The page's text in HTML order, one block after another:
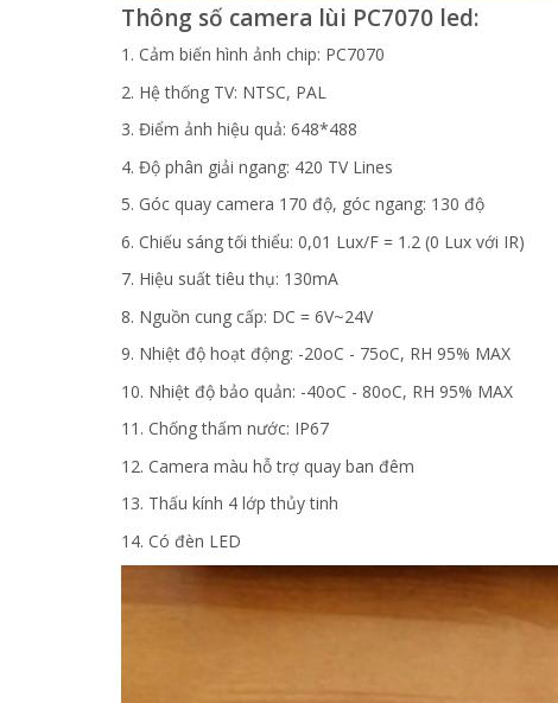
Thông số camera lùi PC7070 led:
1. Cảm biến hình ảnh chip: PC7070
2. Hệ thống TV: NTSC, PAL
3. Điểm ảnh hiệu quả: 648*488
4. Độ phân giải ngang: 420 TV Lines
5. Góc quay camera 170 độ, góc ngang: 130 độ
6. Chiếu sáng tối thiểu: 0,01 Lux/F = 1.2 (0 Lux với IR)
7. Hiệu suất tiêu thụ: 130mA
8. Nguồn cung cấp: DC = 6V~24V
9. Nhiệt độ hoạt động: -20oC - 75oC, RH 95% MAX
10. Nhiệt độ bảo quản: -40oC - 80oC, RH 95% MAX
11. Chống thấm nước: IP67
12. Camera màu hỗ trợ quay ban đêm
13. Thấu kính 4 lớp thủy tinh
14. Có đèn LED